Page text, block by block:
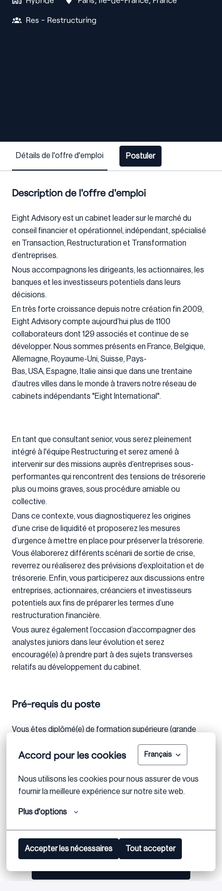
Accord pour les cookies Français
Nous utilisons les cookies pour nous assurer de vous
fournir la meilleure expérience sur notre site web.
Plus d'options
Accepter les nécessaires Tout accepter
Res - Restructuring
Détails de l'offre d'emploi Postuler
Description de l'offre d'emploi
Eight Advisory est un cabinet leader sur le marché du
conseil financier et opérationnel, indépendant, spécialisé
en Transaction, Restructuration et Transformation
d’entreprises.
Nous accompagnons les dirigeants, les actionnaires, les
banques et les investisseurs potentiels dans leurs
décisions.
En très forte croissance depuis notre création fin 2009,
Eight Advisory compte aujourd’hui plus de 1100
collaborateurs dont 129 associés et continue de se
développer. Nous sommes présents en France, Belgique,
Allemagne, Royaume-Uni, Suisse, Pays-
Bas, USA, Espagne, Italie ainsi que dans une trentaine
d’autres villes dans le monde à travers notre réseau de
cabinets indépendants "Eight International".
En tant que consultant senior, vous serez pleinement
intégré à l'équipe Restructuring et serez amené à
intervenir sur des missions auprès d’entreprises sous-
performantes qui rencontrent des tensions de trésorerie
plus ou moins graves, sous procédure amiable ou
collective.
Dans ce contexte, vous diagnostiquerez les origines
d’une crise de liquidité et proposerez les mesures
d’urgence à mettre en place pour préserver la trésorerie.
Vous élaborerez différents scénarii de sortie de crise,
reverrez ou réaliserez des prévisions d’exploitation et de
trésorerie. Enfin, vous participerez aux discussions entre
entreprises, actionnaires, créanciers et investisseurs
potentiels aux fins de préparer les termes d’une
restructuration financière.
Vous aurez également l’occasion d’accompagner des
analystes juniors dans leur évolution et serez
encouragé(e) à prendre part à des sujets transverses
relatifs au développement du cabinet.
Pré-requis du poste
Vous êtes diplômé(e) de formation supérieure (grande
universitaire) et avez acquis une expérience de 3 à 5 ans.
disponible, avoir d’excellentes capacités d’analyse et de
synthèse et appréciez travailler en équipe.
Vous maitrisez l’anglais à l’écrit et à l’oral et avez des